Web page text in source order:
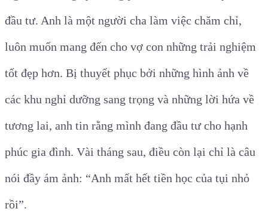
đầu tư. Anh là một người cha làm việc chăm chỉ,
luôn muốn mang đến cho vợ con những trải nghiệm
tốt đẹp hơn. Bị thuyết phục bởi những hình ảnh về
các khu nghỉ dưỡng sang trọng và những lời hứa về
tương lai, anh tin rằng mình đang đầu tư cho hạnh
phúc gia đình. Vài tháng sau, điều còn lại chỉ là câu
nói đầy ám ảnh: “Anh mất hết tiền học của tụi nhỏ
rồi”.